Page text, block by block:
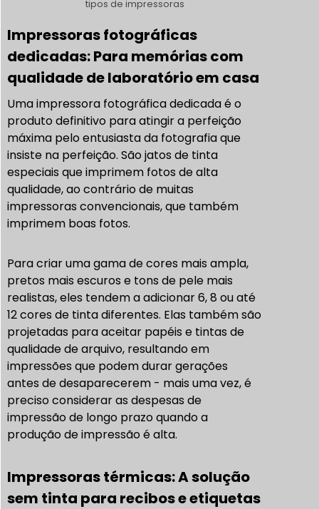
tipos de impressoras
Impressoras fotográficas
dedicadas: Para memórias com
qualidade de laboratório em casa
Uma impressora fotográfica dedicada é o
produto definitivo para atingir a perfeição
máxima pelo entusiasta da fotografia que
insiste na perfeição. São jatos de tinta
especiais que imprimem fotos de alta
qualidade, ao contrário de muitas
impressoras convencionais, que também
imprimem boas fotos.
Para criar uma gama de cores mais ampla,
pretos mais escuros e tons de pele mais
realistas, eles tendem a adicionar 6, 8 ou até
12 cores de tinta diferentes. Elas também são
projetadas para aceitar papéis e tintas de
qualidade de arquivo, resultando em
impressões que podem durar gerações
antes de desaparecerem - mais uma vez, é
preciso considerar as despesas de
impressão de longo prazo quando a
produção de impressão é alta.
Impressoras térmicas: A solução
sem tinta para recibos e etiquetas